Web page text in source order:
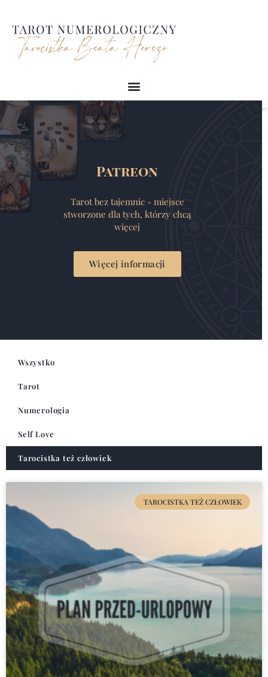
Przejdź
treści
Patreon
Tarot bez tajemnic - miejsce
stworzone dla tych, którzy chcą
więcej
Więcej informacji
Wszystko
Tarot
Numerologia
Self Love
Tarocistka też człowiek
TAROCISTKA TEŻ CZŁOWIEK